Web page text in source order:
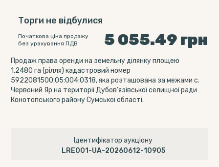
Торги не відбулися
Початкова ціна продажу
без урахування ПДВ
5 055.49 грн
Продаж права оренди на земельну ділянку площею
1,2480 га (рілля) кадастровий номер
5922081500:05:004:0318, яка розташована за межами с.
Червоний Яр на території Дубов’язівської селищної ради
Конотопського району Сумської області.
Ідентифікатор аукціону
LRE001-UA-20260612-10905